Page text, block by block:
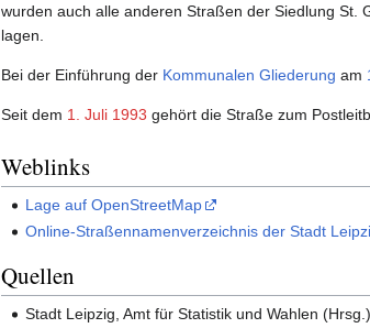
wurden auch alle anderen Straßen der Siedlung St.
lagen.
Bei der Einführung der Kommunalen Gliederung am
Seit dem 1. Juli 1993 gehört die Straße zum
Weblinks
Lage auf OpenStreetMap
Online-Straßennamenverzeichnis der Stadt
Quellen
Stadt Leipzig, Amt für Statistik und Wahlen